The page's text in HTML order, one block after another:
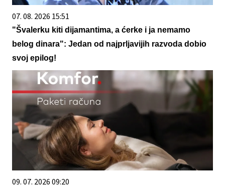
07. 08. 2026 15:51
"Švalerku kiti dijamantima, a ćerke i ja nemamo
belog dinara": Jedan od najprljavijih razvoda dobio
svoj epilog!
09. 07. 2026 09:20